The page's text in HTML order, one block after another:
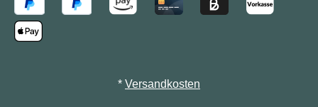
* Versandkosten